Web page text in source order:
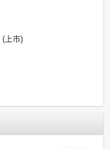
(上市)